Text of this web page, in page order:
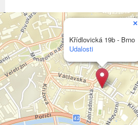
Křídlovická 19b - Brno
Udalosti
×